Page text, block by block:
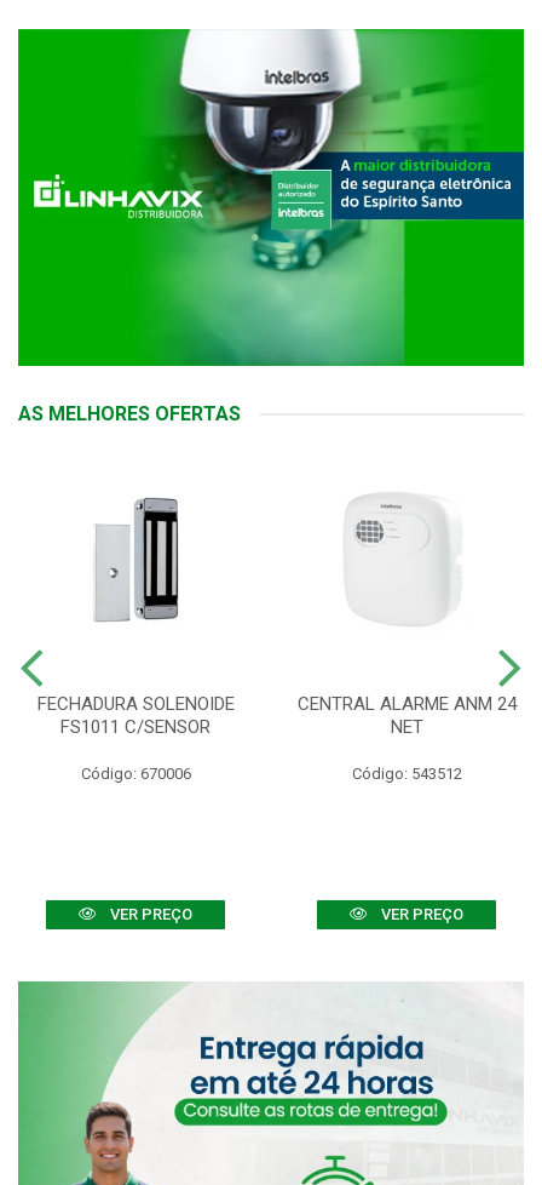
AS MELHORES OFERTAS
FECHADURA SOLENOIDE
FS1011 C/SENSOR
Código: 670006
VER PREÇO
CENTRAL ALARME ANM 24
NET
Código: 543512
VER PREÇO